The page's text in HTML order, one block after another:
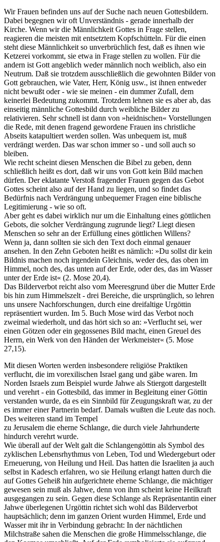
Wir Frauen befinden uns auf der Suche nach neuen Gottesbildern.
Dabei begegnen wir oft Unverständnis - gerade innerhalb der
Kirche. Wenn wir die Männlichkeit Gottes in Frage stellen,
reagieren die meisten mit entsetztem Kopfschütteln. Für die einen
steht diese Männlichkeit so unverbrüchlich fest, daß es ihnen wie
Ketzerei vorkommt, sie etwa in Frage stellen zu wollen. Für die
andern ist Gott angeblich weder männlich noch weiblich, also ein
Neutrum. Daß sie trotzdem ausschließlich die gewohnten Bilder von
Gott gebrauchen, wie Vater, Herr, König usw., ist ihnen entweder
nicht bewußt oder - wie sie meinen - ein dummer Zufall, dem
keinerlei Bedeutung zukommt. Trotzdem lehnen sie es aber ab, das
einseitig männliche Gottesbild durch weibliche Bilder zu
relativieren. Sehr schnell ist dann von »heidnischen« Vorstellungen
die Rede, mit denen fragend gewordene Frauen ins christliche
Abseits katapultiert werden sollen. Was unbequem ist, muß
verdrängt werden. Das war schon immer so - und soll auch so
bleiben.
Wie recht scheint diesen Menschen die Bibel zu geben, denn
schließlich heißt es dort, daß wir uns von Gott kein Bild machen
dürfen. Der eklatante Verstoß fragender Frauen gegen das Gebot
Gottes scheint also auf der Hand zu liegen, und so findet das
Bedürfnis nach Verdrängung unbequemer Fragen eine biblische
Legitimierung - wie so oft.
Aber geht es dabei wirklich nur um die Einhaltung eines göttlichen
Gebots, die solcher Verdrängung zugrunde liegt? Liegt diesen
Menschen so sehr an der Erfüllung eines göttlichen Willens?
Wenn ja, dann sollten sie sich den Text doch einmal genauer
ansehen. In den Zehn Geboten heißt es nämlich: »Du sollst dir kein
Bildnis machen noch irgendein Gleichnis, weder des, das oben im
Himmel, noch des, das unten auf der Erde, oder des, das im Wasser
unter der Erde ist« (2. Mose 20,4).
Das Bilderverbot reicht also vom Meeresgrund über die Mutter Erde
bis hin zum Himmelszelt - drei Bereiche, die ursprünglich, so lehren
uns unsere Nachforschungen, durch eine dreifaltige Urgöttin
repräsentiert wurden. Im 5. Buch Mose wird das Verbot noch
zweimal wiederholt, und das hört sich so an: »Verflucht sei, wer
einen Götzen oder ein gegossenes Bild macht, einen Greuel des
Herrn, ein Werk von den Händen der Werkmeister« (5. Mose
27,15).
Mit diesen Worten werden insbesondere religiöse Praktiken
verflucht, die im vorexilischen Israel gang und gäbe waren. Im
Norden Israels zum Beispiel wurde Jahwe als Stiergott dargestellt
und verehrt - ein Gottesbild, das immer in Begleitung einer Göttin
verstanden wurde, da es ein Sinnbild für Zeugungskraft war, zu der
es immer einer Partnerin bedarf. Damals wußten die Leute das noch.
Des weiteren stand im Tempel
zu Jerusalem die eherne Schlange, die durch viele Jahrhunderte
hindurch verehrt wurde.
Wie überall auf der Welt galt die Schlangengöttin als Symbol des
zyklischen Lebensrhythmus von Leben, Tod und Wiedergeburt oder
Erneuerung, von Heilung und Heil. Das hatten die Israeliten ja auch
selbst in Kadesch erfahren, wo sie Heilung erlangt hatten durch die
auf Gottes Geheiß hin aufgerichtete eherne Schlange, die mächtiger
gewesen sein muß als Jahwe, denn von ihm scheint keine Heilkraft
ausgegangen zu sein. Gegen diese Schlange als Repräsentantin einer
Jahwe überlegenen Urgöttin richtet sich wohl das Bilderverbot
hauptsächlich; denn im ganzen Orient wurden Himmel, Erde und
Wasser mit ihr in Verbindung gebracht: In der nächtlichen
Milchstraße sahen die Menschen die große Himmelsschlange, die